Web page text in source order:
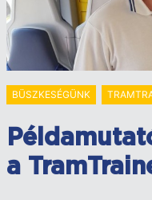
BÜSZKESÉGÜNK
a